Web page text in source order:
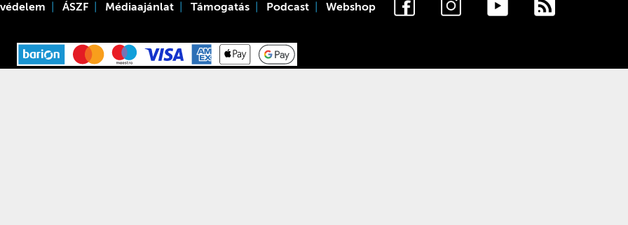
ÁSZF Médiaajánlat Támogatás Podcast Webshop